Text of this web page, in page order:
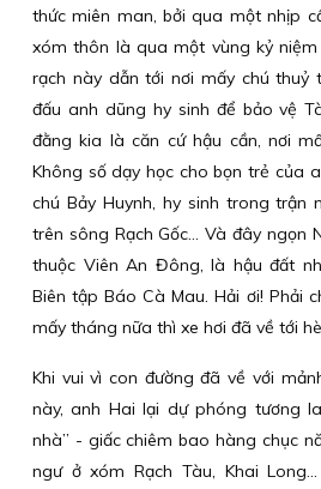
thức miên man, bởi qua một nhịp
xóm thôn là qua một vùng kỷ niệm
rạch này dẫn tới nơi mấy chú thuỷ
đấu anh dũng hy sinh để bảo vệ
đằng kia là căn cứ hậu cần, nơi
Không số dạy học cho bọn trẻ của
chú Bảy Huynh, hy sinh trong trận
trên sông Rạch Gốc… Và đây ngọn
thuộc Viên An Đông, là hậu đất
Biên tập Báo Cà Mau. Hải ơi! Phải
mấy tháng nữa thì xe hơi đã về tới
Khi vui vì con đường đã về với
này, anh Hai lại dự phóng tương
nhà” - giấc chiêm bao hàng chục
ngư ở xóm Rạch Tàu, Khai